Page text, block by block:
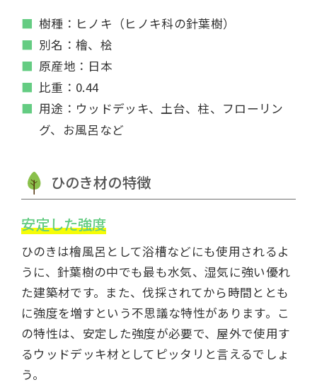
樹種：ヒノキ（ヒノキ科の針葉樹）
別名：檜、桧
原産地：日本
比重：0.44
用途：ウッドデッキ、土台、柱、フローリン
グ、お風呂など
ひのき材の特徴
安定した強度
ひのきは檜風呂として浴槽などにも使用されるよ
うに、針葉樹の中でも最も水気、湿気に強い優れ
た建築材です。また、伐採されてから時間ととも
に強度を増すという不思議な特性があります。こ
の特性は、安定した強度が必要で、屋外で使用す
るウッドデッキ材としてピッタリと言えるでしょ
う。